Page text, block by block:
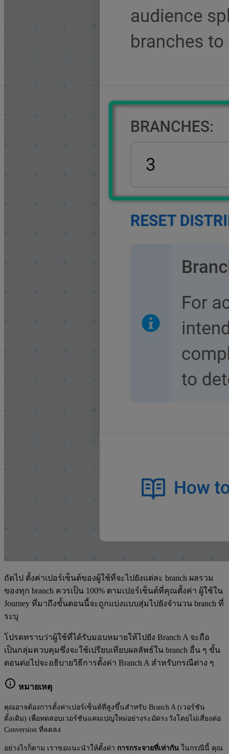
ถัดไป ตั้งค่าเปอร์เซ็นต์ของผู้ใช้ที่จะไปยังแต่ละ branch ผลรวม
ของทุก branch ควรเป็น 100% ตามเปอร์เซ็นต์ที่คุณตั้งค่า ผู้ใช้ใน
Journey ที่มาถึงขั้นตอนนี้จะถูกแบ่งแบบสุ่มไปยังจำนวน branch ที่
ระบุ
โปรดทราบว่าผู้ใช้ที่ได้รับมอบหมายให้ไปยัง Branch A จะถือ
เป็นกลุ่มควบคุมซึ่งจะใช้เปรียบเทียบผลลัพธ์ใน branch อื่น ๆ ขั้น
ตอนต่อไปจะอธิบายวิธีการตั้งค่า Branch A สำหรับกรณีต่าง ๆ
หมายเหตุ
คุณอาจต้องการตั้งค่าเปอร์เซ็นต์ที่สูงขึ้นสำหรับ Branch A (เวอร์ชัน
ดั้งเดิม) เพื่อทดสอบเวอร์ชันแคมเปญใหม่อย่างระมัดระวังโดยไม่เสี่ยงต่อ
Conversion ที่ลดลง
อย่างไรก็ตาม เราขอแนะนำให้ตั้งค่า การกระจายที่เท่ากัน ในกรณีนี้ คุณ